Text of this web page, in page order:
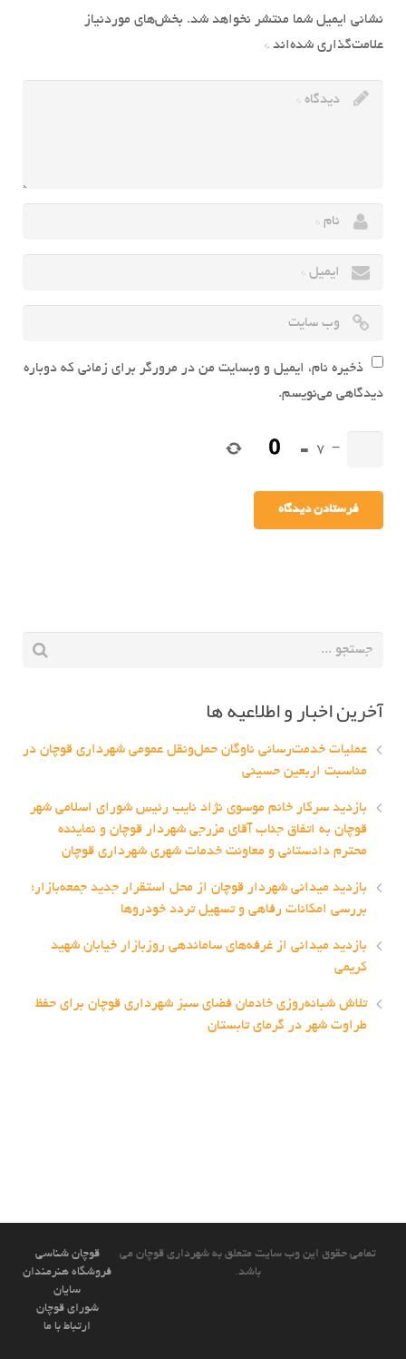
نشانی ایمیل شما منتشر نخواهد شد. بخش‌های موردنیاز
علامت‌گذاری شده‌اند *
ذخیره نام، ایمیل و وبسایت من در مرورگر برای زمانی که دوباره
دیدگاهی می‌نویسم.
−
7
=
آخرین اخبار و اطلاعیه ها
عملیات خدمت‌رسانی ناوگان حمل‌ونقل عمومی شهرداری قوچان در
مناسبت اربعین حسینی
بازدید سرکار خانم موسوی نژاد نایب رئیس شورای اسلامی شهر
قوچان به اتفاق جناب آقای مزرجی شهردار قوچان و نماینده
محترم دادستانی و معاونت خدمات شهری شهرداری قوچان
بازدید میدانی شهردار قوچان از محل استقرار جدید جمعه‌بازار؛
بررسی امکانات رفاهی و تسهیل تردد خودروها
بازدید میدانی از غرفه‌های ساماندهی روزبازار خیابان شهید
کریمی
تلاش شبانه‌روزی خادمان فضای سبز شهرداری قوچان برای حفظ
طراوت شهر در گرمای تابستان
قوچان شناسی
فروشگاه هنرمندان
سایان
شورای قوچان
ارتباط با ما
تمامی حقوق این وب سایت متعلق به شهرداری قوچان می
باشد.